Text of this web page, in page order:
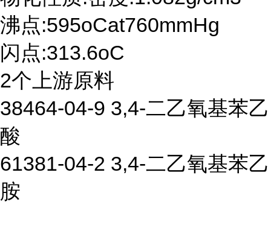
沸点:595oCat760mmHg
闪点:313.6oC
2个上游原料
38464-04-9 3,4-二乙氧基苯乙
酸
61381-04-2 3,4-二乙氧基苯乙
胺